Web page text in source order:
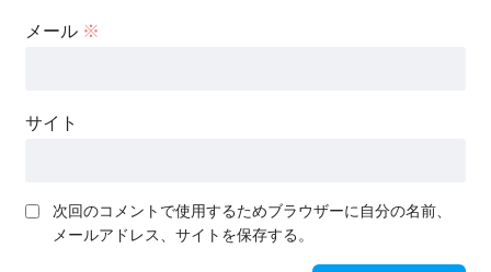
メール ※
サイト
次回のコメントで使用するためブラウザーに自分の名前、
メールアドレス、サイトを保存する。